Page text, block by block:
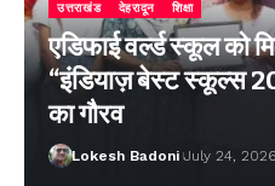
उत्तराखंड देहरादून शिक्षा
एडिफाई वर्ल्ड स्कूल को
“इंडियाज़ बेस्ट स्कूल्स
का गौरव
Lokesh Badoni July 24, 2026